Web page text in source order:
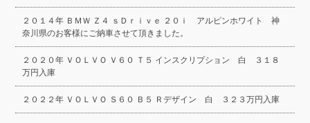
２０１４年 ＢＭＷ Ｚ４ ｓＤｒｉｖｅ ２０ｉ アルピンホワイト 神
奈川県のお客様にご納車させて頂きました。
２０２０年 ＶＯＬＶＯ Ｖ６０ Ｔ５ インスクリプション 白 ３１８
万円入庫
２０２２年 ＶＯＬＶＯ Ｓ６０ Ｂ５ Ｒデザイン 白 ３２３万円入庫